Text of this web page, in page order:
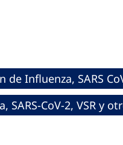
de Influenza, SARS
SARS-CoV-2, VSR y